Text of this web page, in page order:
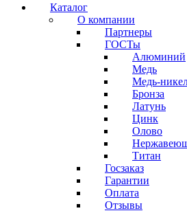
Каталог
О компании
Партнеры
ГОСТы
Алюминий
Медь
Медь-
Бронза
Латунь
Цинк
Олово
Титан
Госзаказ
Гарантии
Оплата
Отзывы